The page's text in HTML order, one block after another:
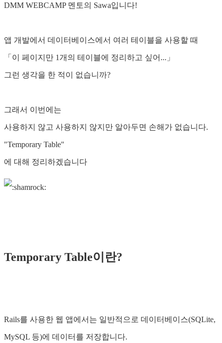
DMM WEBCAMP 멘토의 Sawa입니다!
앱 개발에서 데이터베이스에서 여러 테이블을 사용할 때
「이 페이지만 1개의 테이블에 정리하고 싶어...」
그런 생각을 한 적이 없습니까?
그래서 이번에는
사용하지 않고 사용하지 않지만 알아두면 손해가 없습니다.
"Temporary Table"
에 대해 정리하겠습니다
Temporary Table이란?
Rails를 사용한 웹 앱에서는 일반적으로 데이터베이스(SQLite,
MySQL 등)에 데이터를 저장합니다.